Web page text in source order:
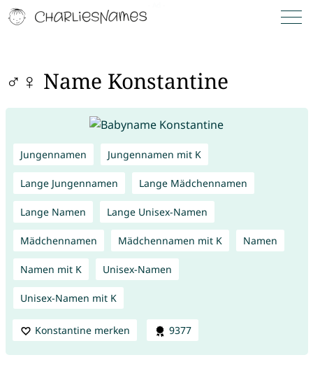
♂♀ Name Konstantine
Jungennamen Jungennamen mit K
Lange Jungennamen Lange Mädchennamen
Lange Namen Lange Unisex-Namen
Mädchennamen Mädchennamen mit K Namen
Namen mit K Unisex-Namen
Unisex-Namen mit K
Konstantine merken 9377